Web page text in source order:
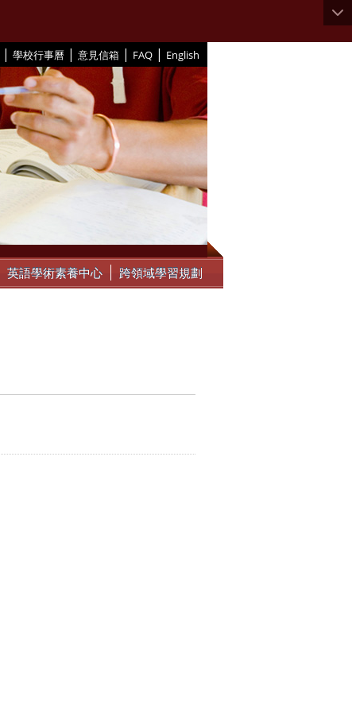
| 學校行事曆 | 意見信箱 | FAQ | English
英語學術素養中心 跨領域學習規劃